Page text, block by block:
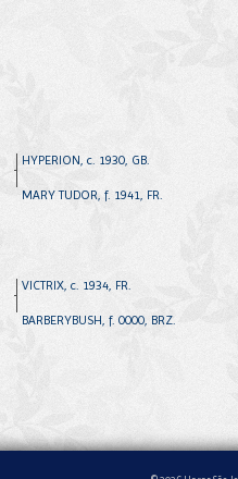
HYPERION, c. 1930, GB.
MARY TUDOR, f. 1941, FR.
VICTRIX, c. 1934, FR.
BARBERYBUSH, f. 0000, BRZ.